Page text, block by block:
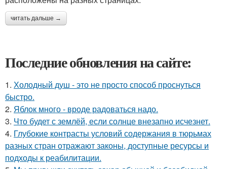
читать дальше →
Последние обновления на сайте:
1. Холодный душ - это не просто способ проснуться
быстро.
2. Яблок много - вроде радоваться надо.
3. Что будет с землёй, если солнце внезапно исчезнет.
4. Глубокие контрасты условий содержания в тюрьмах
разных стран отражают законы, доступные ресурсы и
подходы к реабилитации.